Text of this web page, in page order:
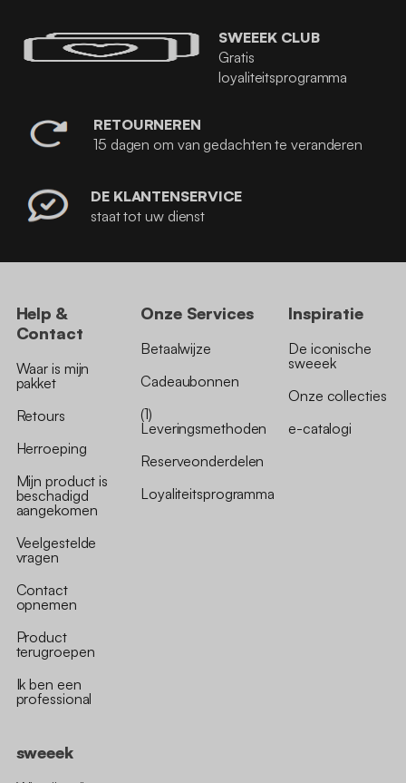
SWEEEK CLUB
Gratis
loyaliteitsprogramma
RETOURNEREN
15 dagen om van gedachten te veranderen
DE KLANTENSERVICE
staat tot uw dienst
Help &
Contact
Waar is mijn
pakket
Retours
Herroeping
Mijn product is
beschadigd
aangekomen
Veelgestelde
vragen
Contact
opnemen
Product
terugroepen
Ik ben een
professional
Onze Services
Betaalwijze
Cadeaubonnen
(1)
Leveringsmethoden
Reserveonderdelen
Loyaliteitsprogramma
Inspiratie
De iconische
sweeek
Onze collecties
e-catalogi
sweeek